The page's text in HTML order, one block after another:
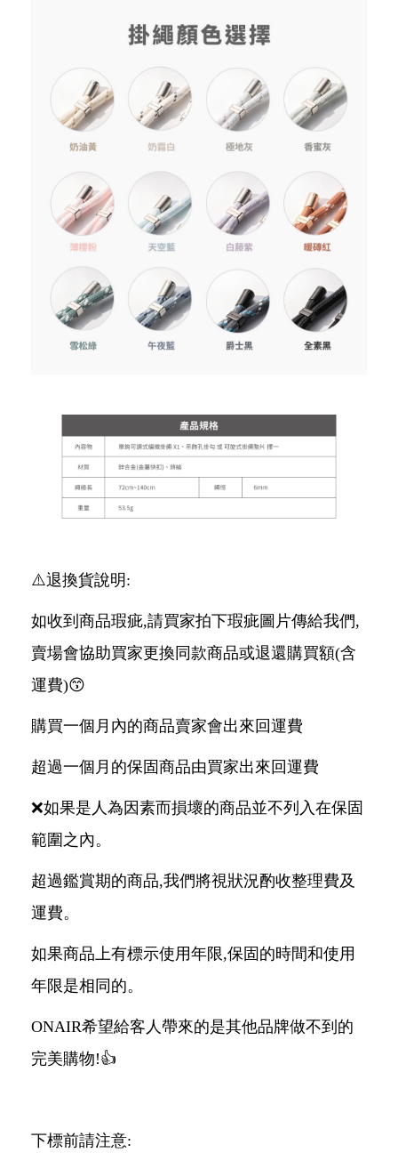
⚠️退換貨說明:
如收到商品瑕疵,請買家拍下瑕疵圖片傳給我們,
賣場會協助買家更換同款商品或退還購買額(含
運費)😙
購買一個月內的商品賣家會出來回運費
超過一個月的保固商品由買家出來回運費
❌如果是人為因素而損壞的商品並不列入在保固
範圍之內。
超過鑑賞期的商品,我們將視狀況酌收整理費及
運費。
如果商品上有標示使用年限,保固的時間和使用
年限是相同的。
ONAIR希望給客人帶來的是其他品牌做不到的
完美購物!👍
下標前請注意: